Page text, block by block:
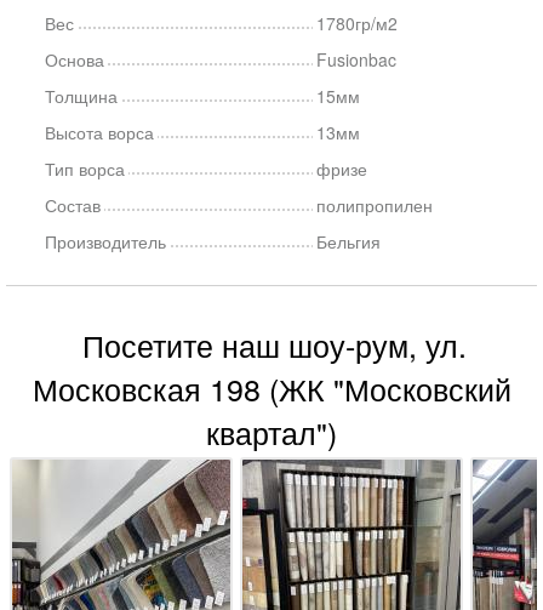
Вес
1780гр/м2
Основа
Fusionbac
Толщина
15мм
Высота ворса
13мм
Тип ворса
фризе
Состав
полипропилен
Производитель
Бельгия
Посетите наш шоу-рум, ул.
Московская 198 (ЖК "Московский
квартал")